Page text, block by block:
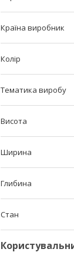
Країна виробник
Колір
Тематика виробу
Висота
Ширина
Глибина
Стан